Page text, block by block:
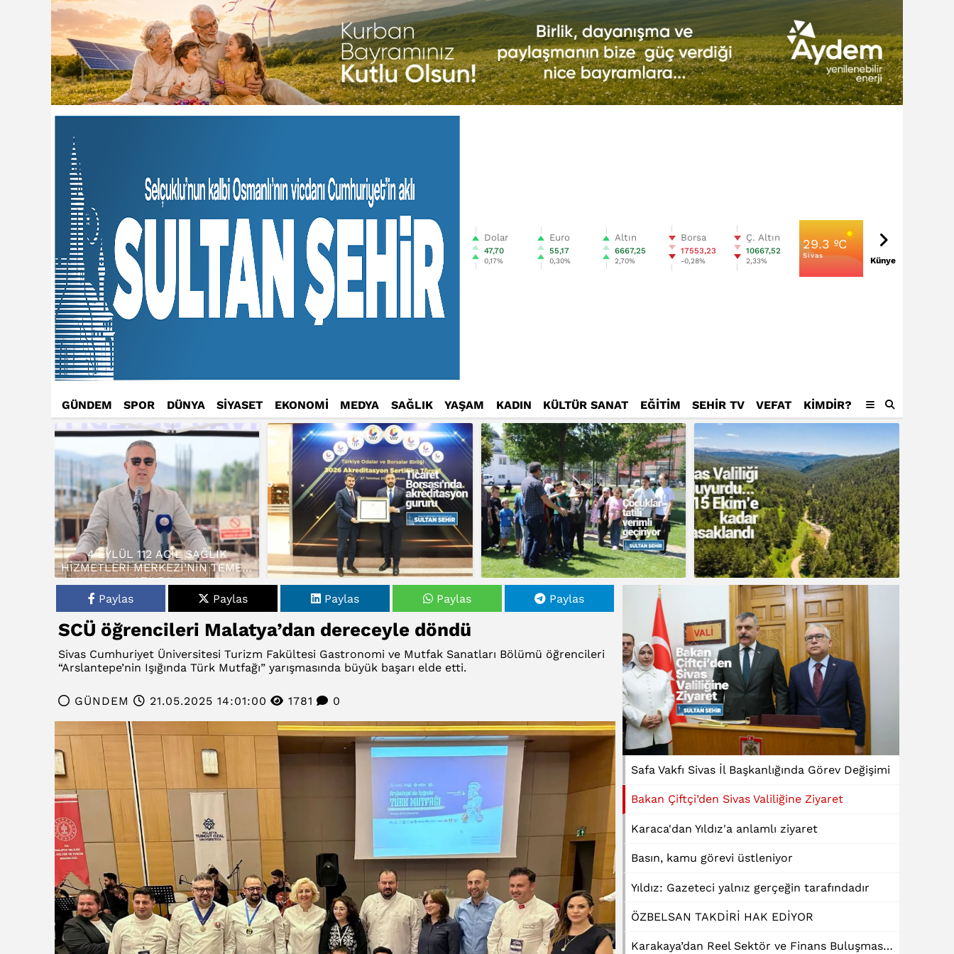
Dolar
47,70
0,17%
Euro
55,17
0,30%
Altın
6667,25
2,70%
Borsa
17553,23
-0,28%
Ç. Altın
10667,52
2,33%
29.3 ºC
Sivas
Künye
GÜNDEM SPOR DÜNYA SİYASET EKONOMİ MEDYA SAĞLIK YAŞAM KADIN KÜLTÜR SANAT EĞİTİM SEHİR TV VEFAT KIMDIR?
4 EYLÜL 112 ACİL SAĞLIK
HİZMETLERİ MERKEZİ’NİN TEMELİ
ATILDI…
Paylas
Paylas Paylas Paylas Paylas
SCÜ öğrencileri Malatya’dan dereceyle döndü
Sivas Cumhuriyet Üniversitesi Turizm Fakültesi Gastronomi ve Mutfak Sanatları Bölümü öğrencileri
“Arslantepe’nin Işığında Türk Mutfağı” yarışmasında büyük başarı elde etti.
GÜNDEM 21.05.2025 14:01:00 1781 0
Safa Vakfı Sivas İl Başkanlığında Görev Değişimi
Bakan Çiftçi’den Sivas Valiliğine Ziyaret
Karaca'dan Yıldız'a anlamlı ziyaret
Basın, kamu görevi üstleniyor
Yıldız: Gazeteci yalnız gerçeğin tarafındadır
ÖZBELSAN TAKDİRİ HAK EDİYOR
Karakaya’dan Reel Sektör ve Finans Buluşmasında "Dinamik Kredi" Talebi